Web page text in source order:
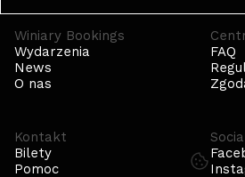
Winiary Bookings
Wydarzenia
News
O nas
FAQ
Kontakt
Bilety
Pomoc